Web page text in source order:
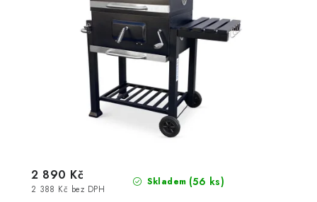
Skladem (56 ks)
2 388 Kč bez DPH
2 890 Kč